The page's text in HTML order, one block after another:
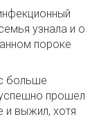
узнала и о
пороке
больше
прошел
и выжил, хотя